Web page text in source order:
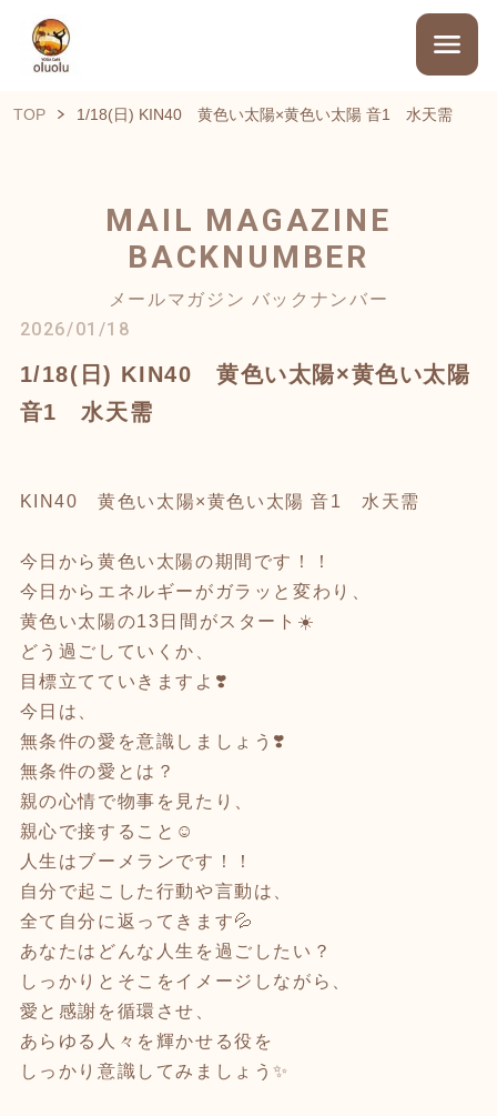
TOP 1/18(日) KIN40 黄色い太陽×黄色い太陽 音1 水天需
MAIL MAGAZINE
BACKNUMBER
メールマガジン バックナンバー
2026/01/18
1/18(日) KIN40 黄色い太陽×黄色い太陽
音1 水天需
KIN40 黄色い太陽×黄色い太陽 音1 水天需
今日から黄色い太陽の期間です！！
今日からエネルギーがガラッと変わり、
黄色い太陽の13日間がスタート☀️
どう過ごしていくか、
目標立てていきますよ❣️
今日は、
無条件の愛を意識しましょう❣️
無条件の愛とは？
親の心情で物事を見たり、
親心で接すること☺️
人生はブーメランです！！
自分で起こした行動や言動は、
全て自分に返ってきます💦
あなたはどんな人生を過ごしたい？
しっかりとそこをイメージしながら、
愛と感謝を循環させ、
あらゆる人々を輝かせる役を
しっかり意識してみましょう✨